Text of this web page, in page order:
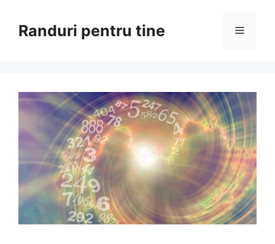
conținutRanduri pentru tine Meniu